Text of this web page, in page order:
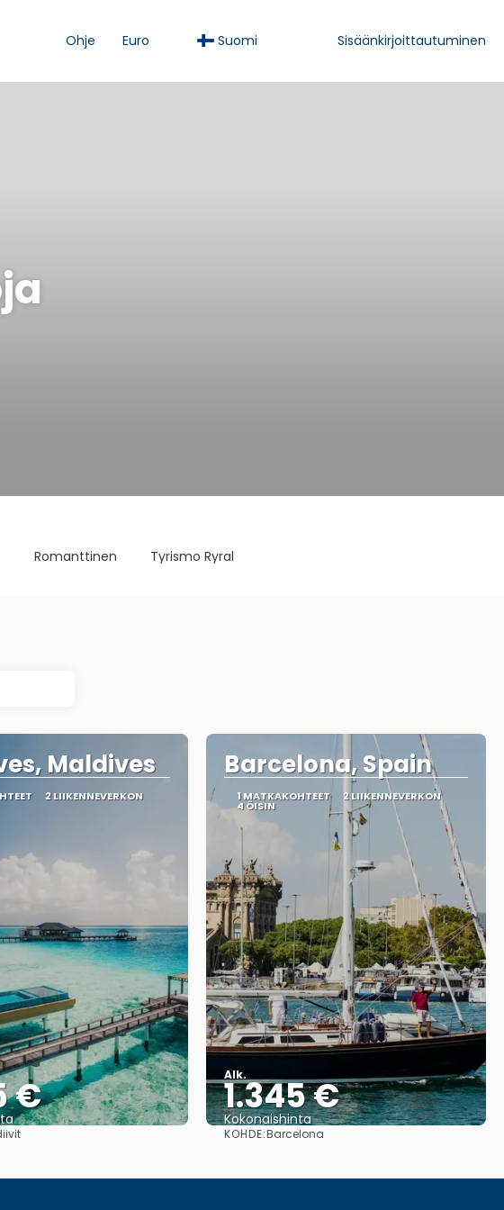
Ohje Euro Suomi Sisäänkirjoittautuminen
Romanttinen Tyrismo Ryral
Maldives
2 LIIKENNEVERKON
€
Barcelona, Spain
1 MATKAKOHTEET 2 LIIKENNEVERKON
4 ÖISIN
Alk.
1.345 €
Kokonaishinta
KOHDE:Barcelona